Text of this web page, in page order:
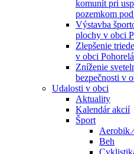
komunít pri
pozemkom
Výstavba
plochy v obci
Zlepšenie
v obci Pohorelá
Zníženie
bezpečnosti v
Udalosti v obci
Aktuality
Kalendár akcií
Šport
Aerobik
Beh